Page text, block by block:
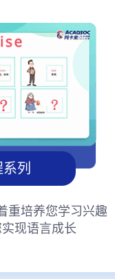
列
重培养您学习兴趣
现语言成长